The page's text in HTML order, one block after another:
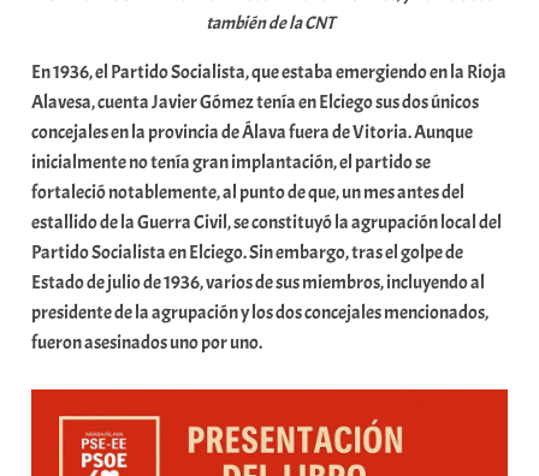
también de la CNT
En 1936, el Partido Socialista, que estaba emergiendo en la Rioja
Alavesa, cuenta Javier Gómez tenía en Elciego sus dos únicos
concejales en la provincia de Álava fuera de Vitoria. Aunque
inicialmente no tenía gran implantación, el partido se
fortaleció notablemente, al punto de que, un mes antes del
estallido de la Guerra Civil, se constituyó la agrupación local del
Partido Socialista en Elciego. Sin embargo, tras el golpe de
Estado de julio de 1936, varios de sus miembros, incluyendo al
presidente de la agrupación y los dos concejales mencionados,
fueron asesinados uno por uno.